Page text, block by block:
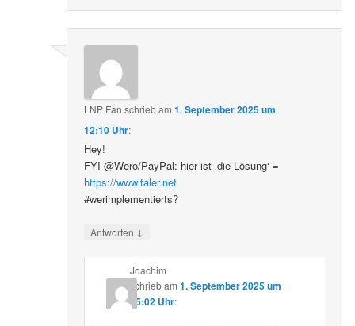
LNP Fan schriebam1. September 2025 um
12:10 Uhr:
Hey!
FYI @Wero/PayPal: hier ist ‚die Lösung‘ =
https://www.taler.net
#werimplementierts?
Antworten ↓
Joachim
schriebam 1. September 2025 um
15:02 Uhr: